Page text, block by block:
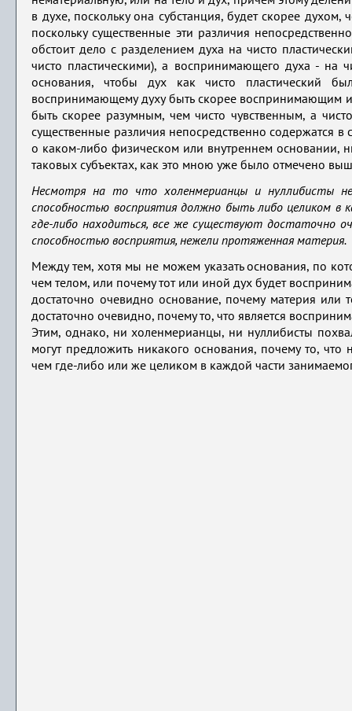
в духе, поскольку она субстанция, будет скорее
поскольку существенные эти различия
обстоит дело с разделением духа на чисто
чисто пластическими), а воспринимающего духа - на
основания, чтобы дух как чисто пластический
воспринимающему духу быть скорее воспринимающим
быть скорее разумным, чем чисто чувственным, а
существенные различия непосредственно содержатся
о каком-либо физическом или внутреннем основании,
таковых субъектах, как это мною уже было отмечено
Несмотря на то что холенмерианцы и нуллибисты не
способностью восприятия должно быть либо целиком
где-либо находиться, все же существуют достаточно
способностью восприятия, нежели протяженная материя.
Между тем, хотя мы не можем указать основания, по
чем телом, или почему тот или иной дух будет
достаточно очевидно основание, почему материя или
достаточно очевидно, почему то, что является
Этим, однако, ни холенмерианцы, ни нуллибисты
могут предложить никакого основания, почему то,
чем где-либо или же целиком в каждой части